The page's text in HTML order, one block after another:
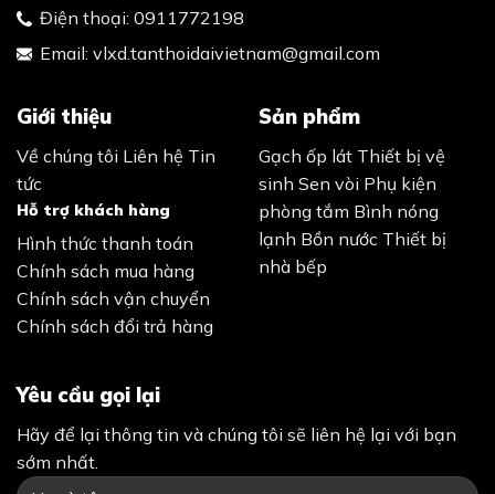
Điện thoại: 0911772198
Email: vlxd.tanthoidaivietnam@gmail.com
Giới thiệu
Về chúng tôi Liên hệ Tin
tức
Hỗ trợ khách hàng
Hình thức thanh toán
Chính sách mua hàng
Chính sách vận chuyển
Chính sách đổi trả hàng
Sản phẩm
Gạch ốp lát Thiết bị vệ
sinh Sen vòi Phụ kiện
phòng tắm Bình nóng
lạnh Bồn nước Thiết bị
nhà bếp
Yêu cầu gọi lại
Hãy để lại thông tin và chúng tôi sẽ liên hệ lại với bạn
sớm nhất.